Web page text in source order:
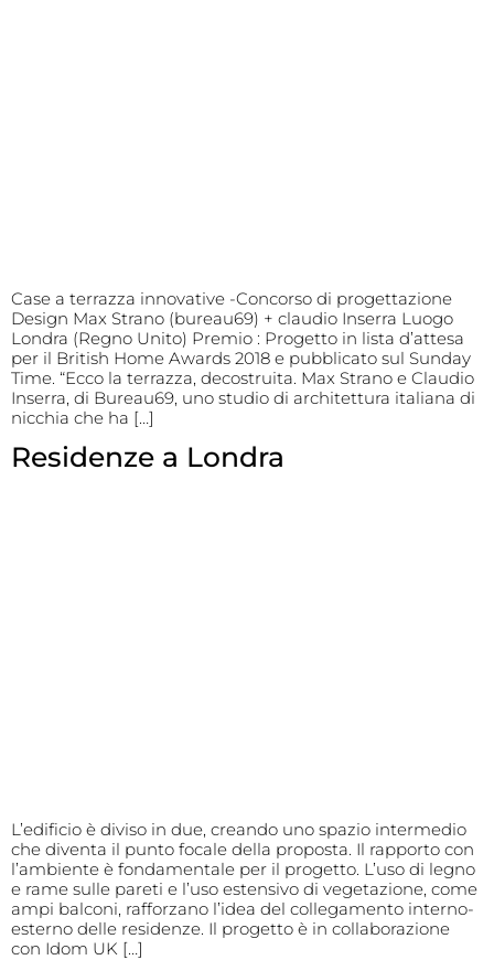
Case a terrazza innovative -Concorso di progettazione
Design Max Strano (bureau69) + claudio Inserra Luogo
Londra (Regno Unito) Premio : Progetto in lista d’attesa
per il British Home Awards 2018 e pubblicato sul Sunday
Time. “Ecco la terrazza, decostruita. Max Strano e Claudio
Inserra, di Bureau69, uno studio di architettura italiana di
nicchia che ha […]
Residenze a Londra
L’edificio è diviso in due, creando uno spazio intermedio
che diventa il punto focale della proposta. Il rapporto con
l’ambiente è fondamentale per il progetto. L’uso di legno
e rame sulle pareti e l’uso estensivo di vegetazione, come
ampi balconi, rafforzano l’idea del collegamento interno-
esterno delle residenze. Il progetto è in collaborazione
con Idom UK […]